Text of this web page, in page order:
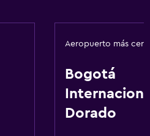
Aeropuerto más
Bogotá
Dorado